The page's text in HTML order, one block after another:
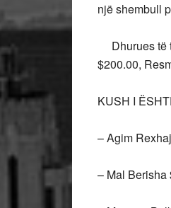
një shembull
Dhurues të
$200.00,
KUSH I
– Agim
– Mal Berisha